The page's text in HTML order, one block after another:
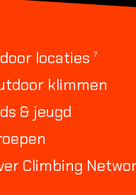
locaties
klimmen
& jeugd
Climbing